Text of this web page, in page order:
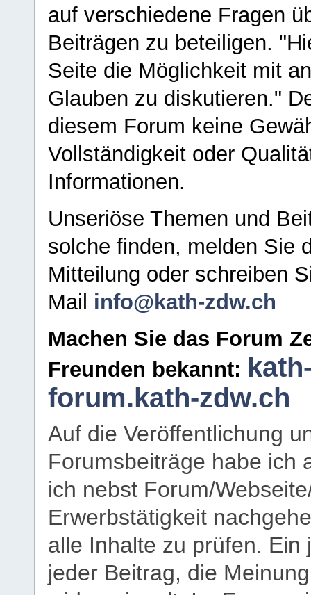
auf verschiedene Fragen
Beiträgen zu beteiligen.
Seite die Möglichkeit mit
Glauben zu diskutieren."
diesem Forum keine
Vollständigkeit oder
Informationen.
Unseriöse Themen und
solche finden, melden Sie
Mitteilung oder schreiben
Mail info@kath-zdw.ch
Machen Sie das Forum
Freunden bekannt:
forum.kath-zdw.ch
Auf die Veröffentlichung
Forumsbeiträge habe ich
ich nebst Forum/
Erwerbstätigkeit
alle Inhalte zu prüfen.
jeder Beitrag, die